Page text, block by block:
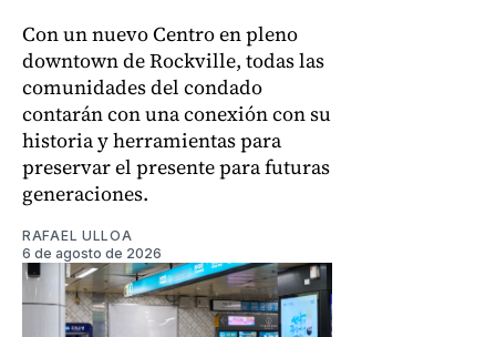
Con un nuevo Centro en pleno
downtown de Rockville, todas las
comunidades del condado
contarán con una conexión con su
historia y herramientas para
preservar el presente para futuras
generaciones.
RAFAEL ULLOA
6 de agosto de 2026